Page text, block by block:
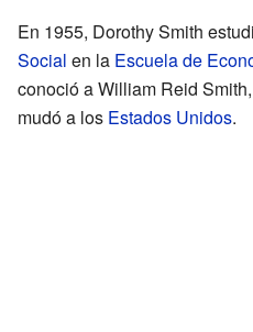
En 1955, Dorothy Smith
Social en la Escuela de
conoció a William Reid
mudó a los Estados Unidos.